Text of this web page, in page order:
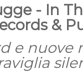
- In
&
e